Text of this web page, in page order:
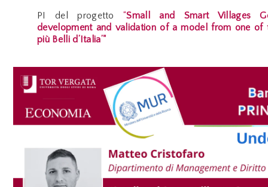
PI del progetto
“Small and Smart Villages
development and validation of a model from one of
più Belli d’Italia’"